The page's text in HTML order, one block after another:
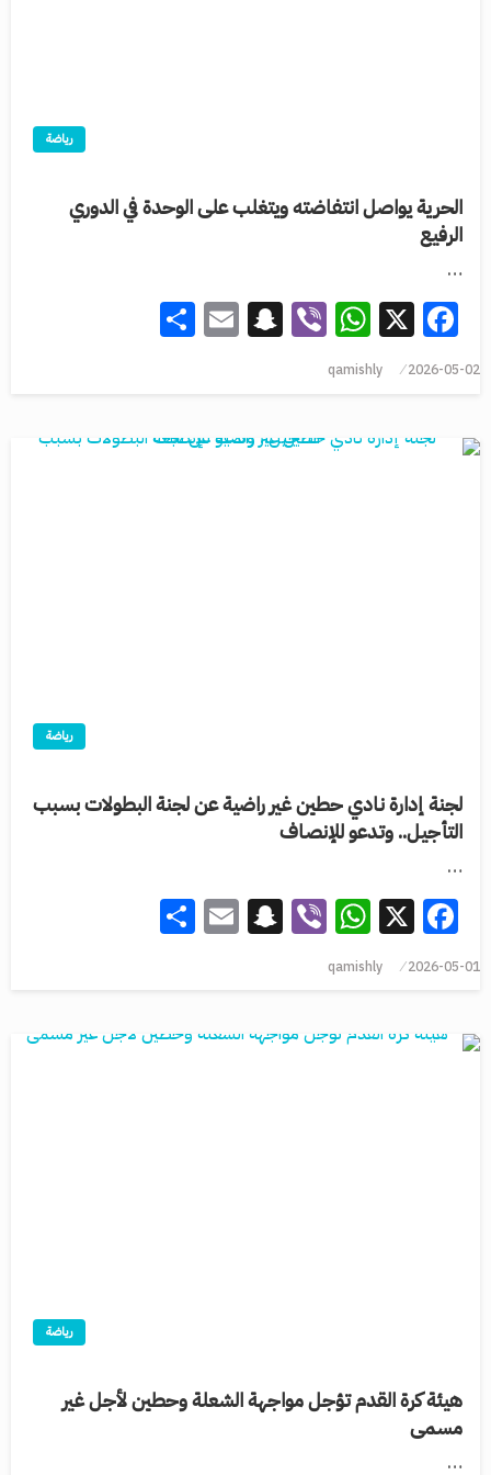
رياضة
الحرية يواصل انتفاضته ويتغلب على الوحدة في الدوري
الرفيع
…
Facebook
X
WhatsApp
Viber
Snapchat
Email
2026-05-02
qamishly
رياضة
لجنة إدارة نادي حطين غير راضية عن لجنة البطولات بسبب
التأجيل.. وتدعو للإنصاف
…
Facebook
X
WhatsApp
Viber
Snapchat
Email
2026-05-01
qamishly
رياضة
هيئة كرة القدم تؤجل مواجهة الشعلة وحطين لأجل غير
مسمى
…